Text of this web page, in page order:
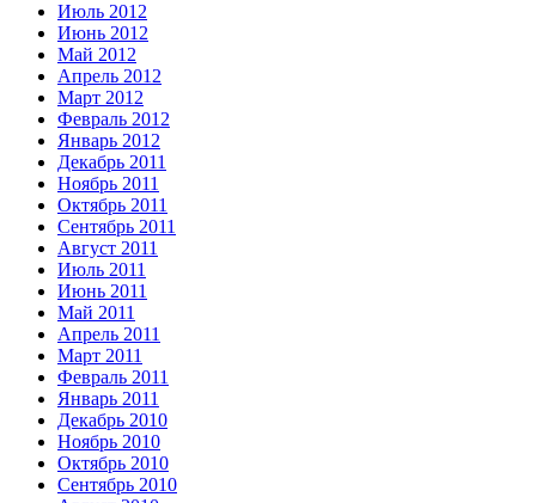
Июль 2012
Июнь 2012
Май 2012
Апрель 2012
Март 2012
Февраль 2012
Январь 2012
Декабрь 2011
Ноябрь 2011
Октябрь 2011
Сентябрь 2011
Август 2011
Июль 2011
Июнь 2011
Май 2011
Апрель 2011
Март 2011
Февраль 2011
Январь 2011
Декабрь 2010
Ноябрь 2010
Октябрь 2010
Сентябрь 2010